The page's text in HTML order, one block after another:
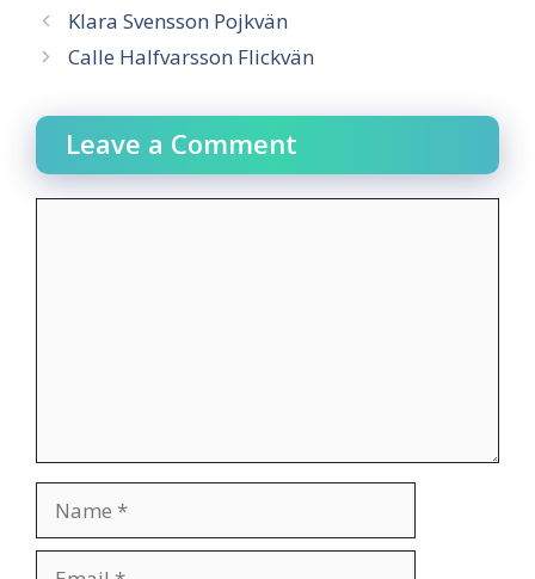
Klara Svensson Pojkvän
Calle Halfvarsson Flickvän
Leave a Comment